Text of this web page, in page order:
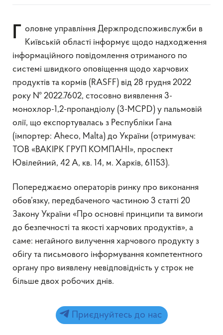
Головне управління Держпродспоживслужби в
Київській області інформує щодо надходження
інформаційного повідомлення отриманого по
системі швидкого оповіщення щодо харчових
продуктів та кормів (RASFF) від 28 грудня 2022
року № 2022.7602, стосовно виявлення 3-
монохлор-1,2-пропандіолу (3-MCPD) у пальмовій
олії, що експортувалась з Республіки Гана
(імпортер: Aheco, Malta) до України (отримувач:
ТОВ «ВАКІРК ГРУП КОМПАНІ», проспект
Ювілейний, 42 А, кв. 14, м. Харків, 61153).
Попереджаємо операторів ринку про виконання
обов’язку, передбаченого частиною 3 статті 20
Закону України «Про основні принципи та вимоги
до безпечності та якості харчових продуктів», а
саме: негайного вилучення харчового продукту з
обігу та письмового інформування компетентного
органу про виявлену невідповідність у строк не
більше двох робочих днів.
Приєднуйтесь до нас